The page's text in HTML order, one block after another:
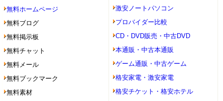
無料ホームページ
無料ブログ
無料掲示板
無料チャット
無料メール
無料ブックマーク
無料素材
激安ノートパソコン
プロバイダー比較
CD・DVD販売・中古DVD
本通販・中古本通販
ゲーム通販・中古ゲーム
格安家電・激安家電
格安チケット・格安ホテル